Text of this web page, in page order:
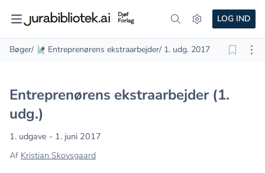
LOG IND
Bøger/ Entreprenørens ekstraarbejder/ 1. udg. 2017
Entreprenørens ekstraarbejder (1.
udg.)
1. udgave - 1. juni 2017
Af Kristian Skovsgaard